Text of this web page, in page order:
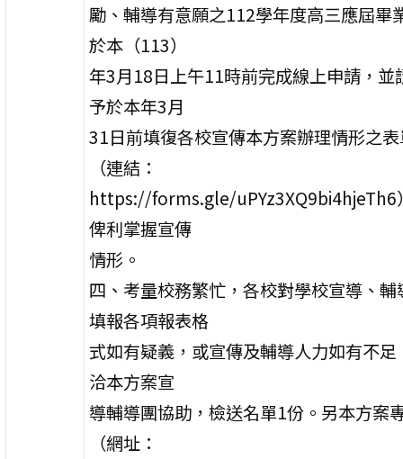
勵、輔導有意願之112學年度高三應屆畢
於本（113）
年3月18日上午11時前完成線上申請，並
予於本年3月
31日前填復各校宣傳本方案辦理情形之
（連結：
https://forms.gle/uPYz3XQ9bi4hjeTh6
俾利掌握宣傳
情形。
四、考量校務繁忙，各校對學校宣導、輔
填報各項報表格
式如有疑義，或宣傳及輔導人力如有不足
洽本方案宣
導輔導團協助，檢送名單1份。另本方案
（網址：